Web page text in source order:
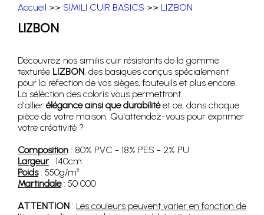
Accueil >> SIMILI CUIR BASICS >> LIZBON
LIZBON
Découvrez nos similis cuir résistants de la gamme
texturée LIZBON, des basiques conçus spécialement
pour la réfection de vos sièges, fauteuils et plus encore.
La séléction des coloris vous permettront
d'allier élégance ainsi que durabilitéet ce, dans chaque
pièce de votre maison. Qu'attendez-vous pour exprimer
votre créativité ?
Composition : 80% PVC - 18% PES - 2% PU
Largeur: 140cm
Poids: 550g/m²
Martindale: 50 000
ATTENTION : Les couleurs peuvent varier en fonction de